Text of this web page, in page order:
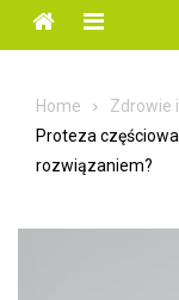
Home
Zdrowie
Proteza
rozwiązaniem?